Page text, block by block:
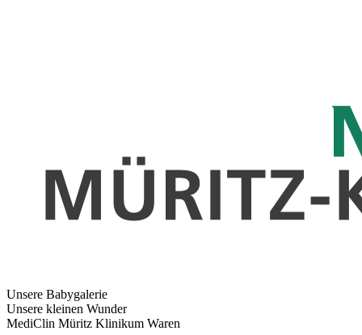
Unsere Babygalerie
Unsere kleinen Wunder
MediClin Müritz Klinikum Waren